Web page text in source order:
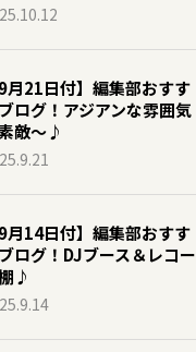
9月21日付】編集部おすす
ログ！アジアンな雰囲気
敵～♪
9月14日付】編集部おすす
ログ！DJブース＆レコー
♪